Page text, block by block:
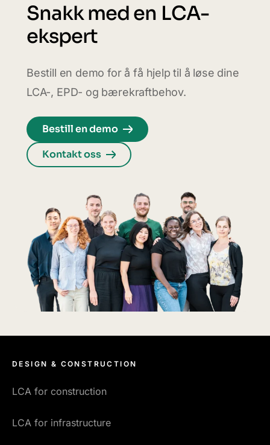
Snakk med en LCA-
ekspert
Bestill en demo for å få hjelp til å løse dine
LCA-, EPD- og bærekraftbehov.
Bestill en demo
Kontakt oss
DESIGN & CONSTRUCTION
LCA for construction
LCA for infrastructure